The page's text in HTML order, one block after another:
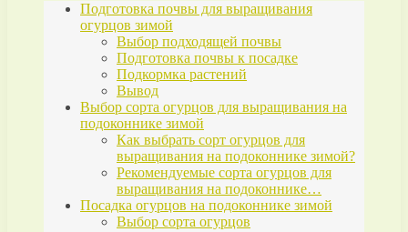
Подготовка почвы для выращивания
огурцов зимой
Выбор подходящей почвы
Подготовка почвы к посадке
Подкормка растений
Вывод
Выбор сорта огурцов для выращивания на
подоконнике зимой
Как выбрать сорт огурцов для
выращивания на подоконнике зимой?
Рекомендуемые сорта огурцов для
выращивания на подоконнике…
Посадка огурцов на подоконнике зимой
Выбор сорта огурцов